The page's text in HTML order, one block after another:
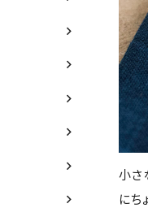
小さ
にち